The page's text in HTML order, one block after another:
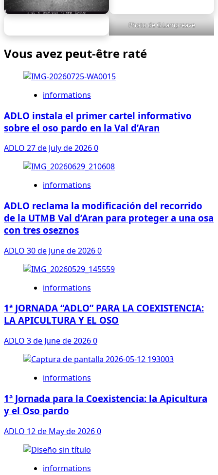
Photo de G.Lampreave
Vous avez peut-être raté
informations
ADLO instala el primer cartel informativo
sobre el oso pardo en la Val d’Aran
ADLO 27 de July de 20260
informations
ADLO reclama la modificación del recorrido
de la UTMB Val d’Aran para proteger a una osa
con tres oseznos
ADLO 30 de June de 20260
informations
1ª JORNADA “ADLO” PARA LA COEXISTENCIA:
LA APICULTURA Y EL OSO
ADLO 3 de June de 20260
informations
1ª Jornada para la Coexistencia: la Apicultura
y el Oso pardo
ADLO 12 de May de 20260
informations